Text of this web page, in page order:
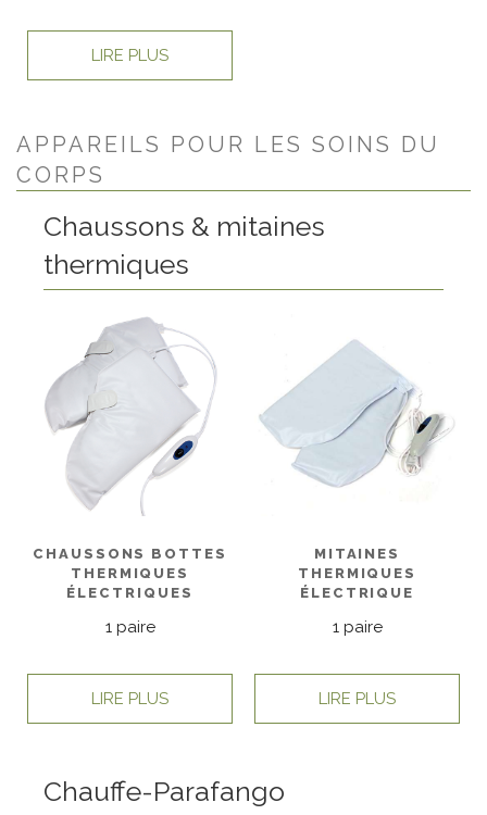
LIRE PLUS
APPAREILS POUR LES SOINS DU
CORPS
Chaussons & mitaines
thermiques
CHAUSSONS BOTTES
THERMIQUES
ÉLECTRIQUES
1 paire
LIRE PLUS
MITAINES
THERMIQUES
ÉLECTRIQUE
1 paire
LIRE PLUS
Chauffe-Parafango